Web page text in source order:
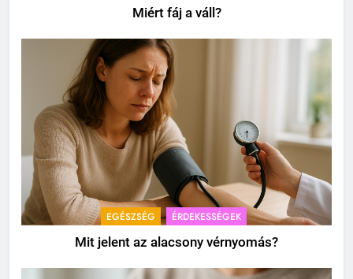
Miért fáj a váll?
EGÉSZSÉG ÉRDEKESSÉGEK
Mit jelent az alacsony vérnyomás?